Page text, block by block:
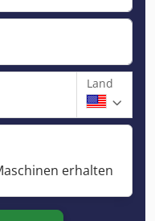
Land
erhalten